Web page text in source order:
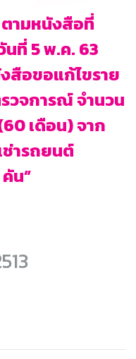
ามหนังสือที่
ที่ 5 พ.ค. 63
สือขอแก้ไขราย
วจการณ์ จำนวน
เดือน) จาก
ช่ารถยนต์
น”